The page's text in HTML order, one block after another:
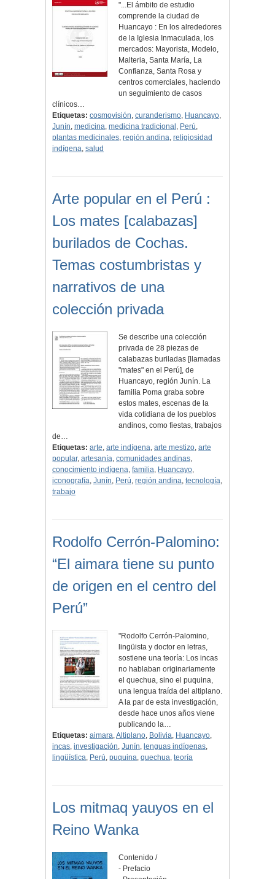
"...El ámbito de estudio
comprende la ciudad de
Huancayo : En los alrededores
de la Iglesia Inmaculada, los
mercados: Mayorista, Modelo,
Malteria, Santa María, La
Confianza, Santa Rosa y
centros comerciales, haciendo
un seguimiento de casos
clínicos…
Etiquetas: cosmovisión, curanderismo, Huancayo,
Junín, medicina, medicina tradicional , Perú,
plantas medicinales, región andina, religiosidad
indígena, salud
Arte popular en el Perú :
Los mates [calabazas]
burilados de Cochas.
Temas costumbristas y
narrativos de una
colección privada
Se describe una colección
privada de 28 piezas de
calabazas buriladas [llamadas
"mates" en el Perú], de
Huancayo, región Junín. La
familia Poma graba sobre
estos mates, escenas de la
vida cotidiana de los pueblos
andinos, como fiestas, trabajos
de…
Etiquetas: arte, arte indígena, arte mestizo, arte
popular, artesanía, comunidades andinas,
conocimiento indígena, familia, Huancayo,
iconografía, Junín, Perú, región andina, tecnología,
trabajo
Rodolfo Cerrón-Palomino:
“El aimara tiene su punto
de origen en el centro del
Perú”
"Rodolfo Cerrón-Palomino,
lingüista y doctor en letras,
sostiene una teoría: Los incas
no hablaban originariamente
el quechua, sino el puquina,
una lengua traída del altiplano.
A la par de esta investigación,
desde hace unos años viene
publicando la…
Etiquetas: aimara,Altiplano, Bolivia, Huancayo,
incas, investigación, Junín, lenguas indígenas,
lingüística, Perú, puquina, quechua, teoría
Los mitmaq yauyos en el
Reino Wanka
Contenido /
- Prefacio